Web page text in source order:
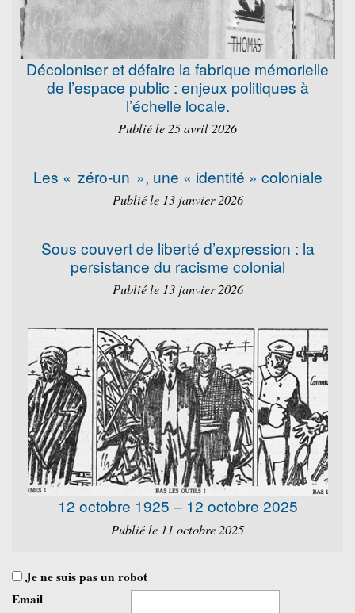
Décoloniser et défaire la fabrique mémorielle
de l’espace public : enjeux politiques à
l’échelle locale.
Publié le 25 avril 2026
Les « zéro-un », une « identité » coloniale
Publié le 13 janvier 2026
Sous couvert de liberté d’expression : la
persistance du racisme colonial
Publié le 13 janvier 2026
12 octobre 1925 – 12 octobre 2025
Publié le 11 octobre 2025
Je ne suis pas un robot
Email